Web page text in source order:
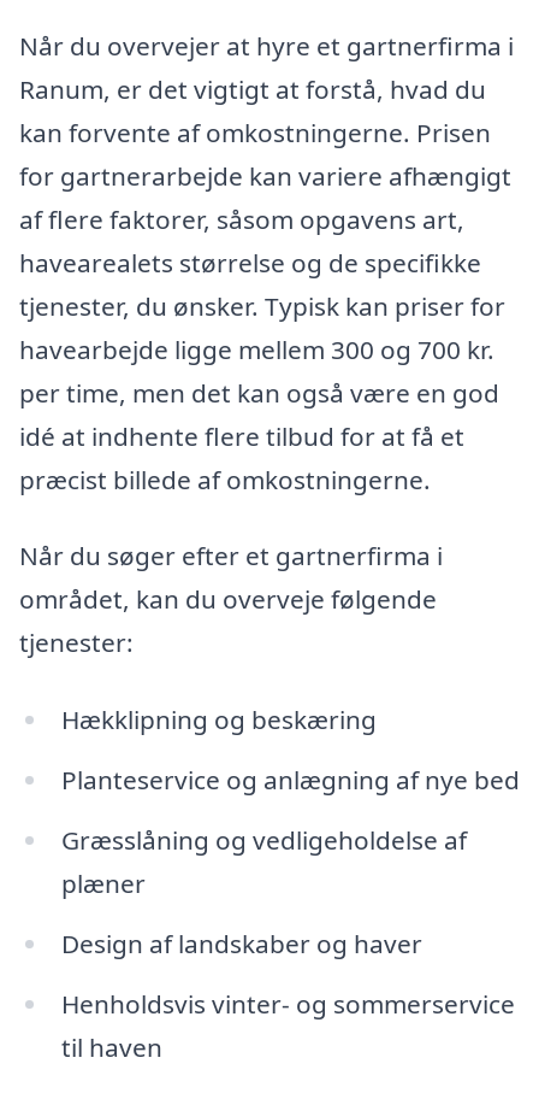
Når du overvejer at hyre et gartnerfirma i
Ranum, er det vigtigt at forstå, hvad du
kan forvente af omkostningerne. Prisen
for gartnerarbejde kan variere afhængigt
af flere faktorer, såsom opgavens art,
havearealets størrelse og de specifikke
tjenester, du ønsker. Typisk kan priser for
havearbejde ligge mellem 300 og 700 kr.
per time, men det kan også være en god
idé at indhente flere tilbud for at få et
præcist billede af omkostningerne.
Når du søger efter et gartnerfirma i
området, kan du overveje følgende
tjenester:
Hækklipning og beskæring
Planteservice og anlægning af nye bed
Græsslåning og vedligeholdelse af
plæner
Design af landskaber og haver
Henholdsvis vinter- og sommerservice
til haven